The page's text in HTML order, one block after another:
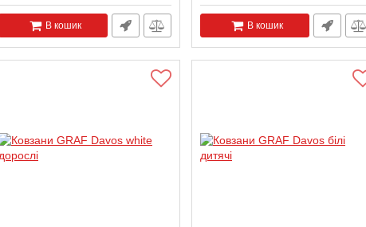
В кошик В кошик